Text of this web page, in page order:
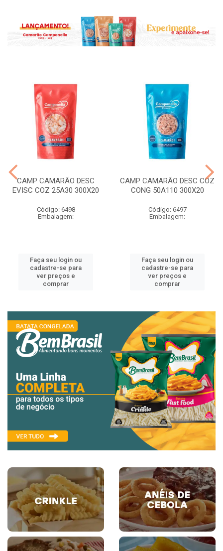
CAMP CAMARÃO DESC
EVISC COZ 25A30 300X20
Código: 6498
Embalagem:
Faça seu login ou
cadastre-se para
ver preços e
comprar
CAMP CAMARÃO DESC COZ
CONG 50A110 300X20
Código: 6497
Embalagem:
Faça seu login ou
cadastre-se para
ver preços e
comprar